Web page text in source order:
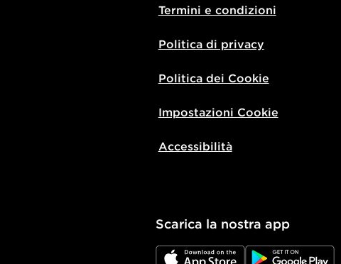
Termini e condizioni
Politica di privacy
Politica dei Cookie
Impostazioni Cookie
Accessibilità
Scarica la nostra app
JD App Store JD Google Play